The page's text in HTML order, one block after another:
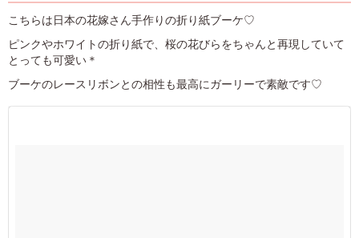
こちらは日本の花嫁さん手作りの折り紙ブーケ♡
ピンクやホワイトの折り紙で、桜の花びらをちゃんと再現していて
とっても可愛い＊
ブーケのレースリボンとの相性も最高にガーリーで素敵です♡